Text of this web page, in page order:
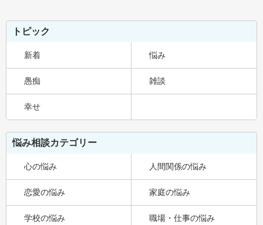
トピック
新着 悩み
愚痴 雑談
幸せ
悩み相談カテゴリー
心の悩み 人間関係の悩み
恋愛の悩み 家庭の悩み
学校の悩み 職場・仕事の悩み